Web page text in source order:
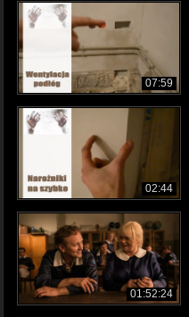
07:59
02:44
01:52:24